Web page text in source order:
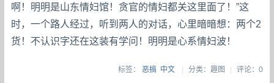
啊！明明是山东情妇馆！贪官的情妇都关这里面了！”这
时，一个路人经过，听到两人的对话，心里暗暗想：两个2
货！不认识字还在这装有学问！明明是心系情妇波！
标签： 恶搞 中文 分类：趣图 评论：0